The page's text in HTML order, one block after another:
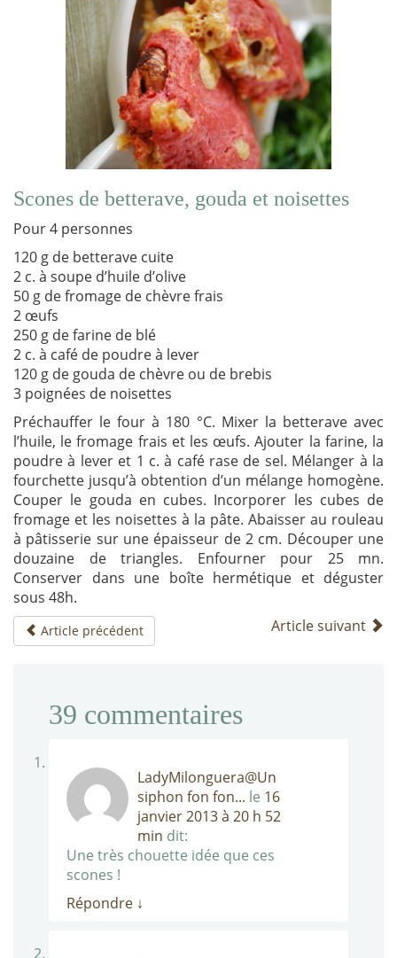
Scones de betterave, gouda et noisettes
Pour 4 personnes
120 g de betterave cuite
2 c. à soupe d’huile d’olive
50 g de fromage de chèvre frais
2 œufs
250 g de farine de blé
2 c. à café de poudre à lever
120 g de gouda de chèvre ou de brebis
3 poignées de noisettes
Préchauffer le four à 180 °C. Mixer la betterave avec
l’huile, le fromage frais et les œufs. Ajouter la farine, la
poudre à lever et 1 c. à café rase de sel. Mélanger à la
fourchette jusqu’à obtention d’un mélange homogène.
Couper le gouda en cubes. Incorporer les cubes de
fromage et les noisettes à la pâte. Abaisser au rouleau
à pâtisserie sur une épaisseur de 2 cm. Découper une
douzaine de triangles. Enfourner pour 25 mn.
Conserver dans une boîte hermétique et déguster
sous 48h.
Article précédent Article suivant
39 commentaires
LadyMilonguera@Un
siphon fon fon... le 16
janvier 2013 à 20 h 52
min dit:
Une très chouette idée que ces
scones !
Répondre ↓